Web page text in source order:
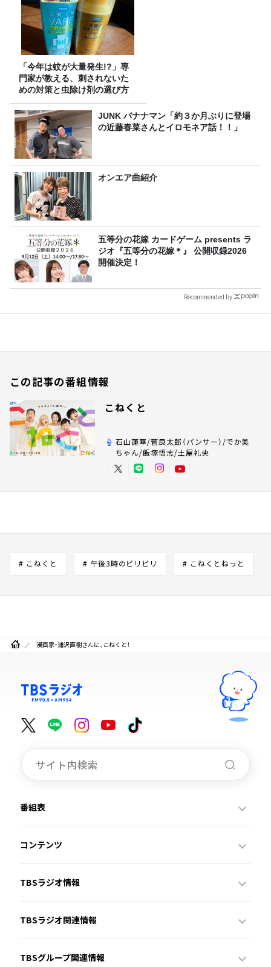
「今年は蚊が大量発生!?」専
門家が教える、刺されないた
めの対策と虫除け剤の選び方
JUNK バナナマン「約３か月ぶりに登場
の近藤春菜さんとイロモネア話！！」
オンエア曲紹介
五等分の花嫁 カードゲーム presents ラ
ジオ『五等分の花嫁＊』 公開収録2026
開催決定！
Recommended by
この記事の番組情報
こねくと
石山蓮華/菅良太郎（パンサー）/でか美
ちゃん/飯塚悟志/土屋礼央
# こねくと # 午後3時のビリビリ # こねくとねっと
漫画家・浦沢直樹さんに、こねくと！
番組表
コンテンツ
TBSラジオ情報
TBSラジオ関連情報
TBSグループ関連情報